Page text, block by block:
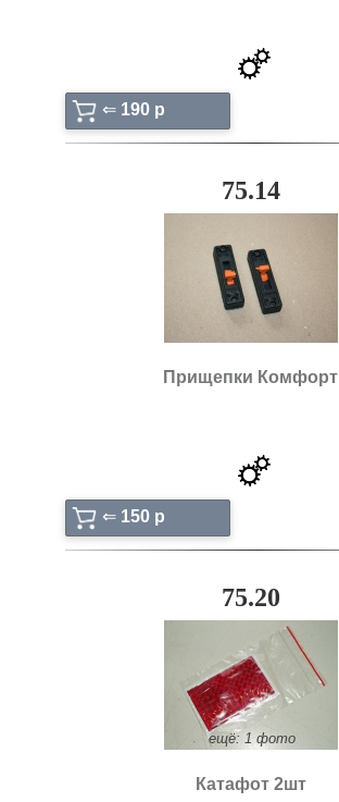
⇐ 190 p
75.14
Прищепки Комфорт
⇐ 150 p
75.20
ещё: 1 фото
Катафот 2шт